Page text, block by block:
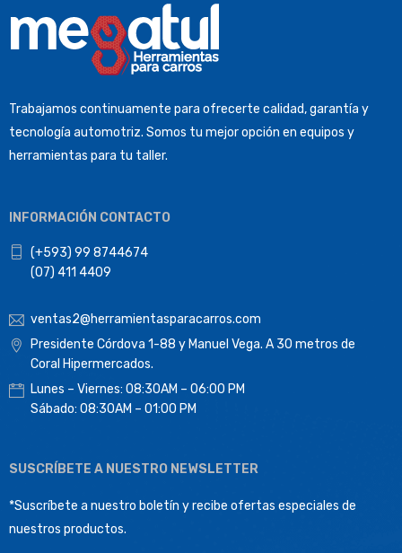
Trabajamos continuamente para ofrecerte calidad, garantía y
tecnología automotriz. Somos tu mejor opción en equipos y
herramientas para tu taller.
INFORMACIÓN CONTACTO
(+593) 99 8744674
(07) 411 4409
ventas2@herramientasparacarros.com
Presidente Córdova 1-88 y Manuel Vega. A 30 metros de
Coral Hipermercados.
Lunes – Viernes: 08:30AM – 06:00 PM
Sábado: 08:30AM – 01:00 PM
SUSCRÍBETE A NUESTRO NEWSLETTER
*Suscríbete a nuestro boletín y recibe ofertas especiales de
nuestros productos.